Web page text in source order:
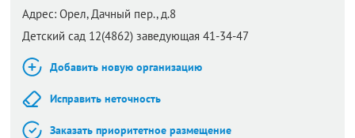
Адрес: Орел,Дачный пер., д.8
Детский сад 12(4862) заведующая 41-34-47
Добавить новую организацию
Исправить неточность
Заказать приоритетное размещение